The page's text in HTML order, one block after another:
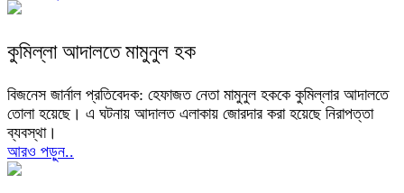
কুমিল্লা আদালতে মামুনুল হক
বিজনেস জার্নাল প্রতিবেদক: হেফাজত নেতা মামুনুল হককে কুমিল্লার আদালতে
তোলা হয়েছে। এ ঘটনায় আদালত এলাকায় জোরদার করা হয়েছে নিরাপত্তা
ব্যবস্থা।
আরও পড়ুন..